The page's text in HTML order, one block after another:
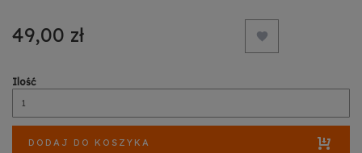
49,00 zł
Ilość
DODAJ DO KOSZYKA